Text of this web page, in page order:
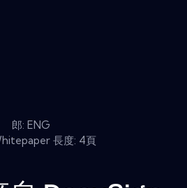
郎: ENG
長度: 4頁